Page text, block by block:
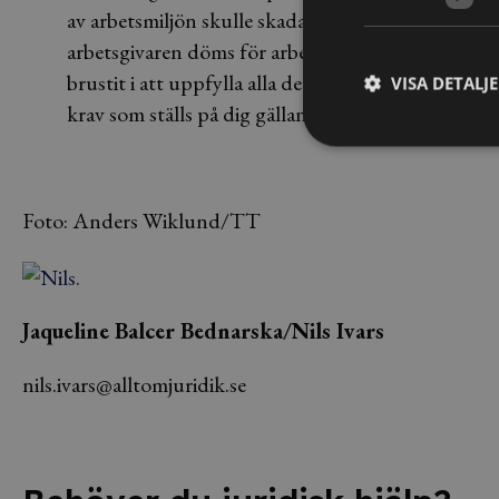
av arbetsmiljön skulle skadas eller förolyckas. I
arbetsgivaren döms för arbetsmiljöbrott endast
brustit i att uppfylla alla de krav som finns i
krav som ställs på dig gällande arbetsmiljön kan
Foto: Anders Wiklund/TT
Jaqueline Balcer Bednarska/Nils Ivars
nils.ivars@alltomjuridik.se
VISA